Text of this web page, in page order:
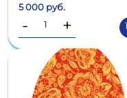
5 000 руб.
- +